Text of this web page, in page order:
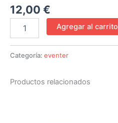
12,00 €
Agregar al carrito
Categoría: eventer
Productos relacionados